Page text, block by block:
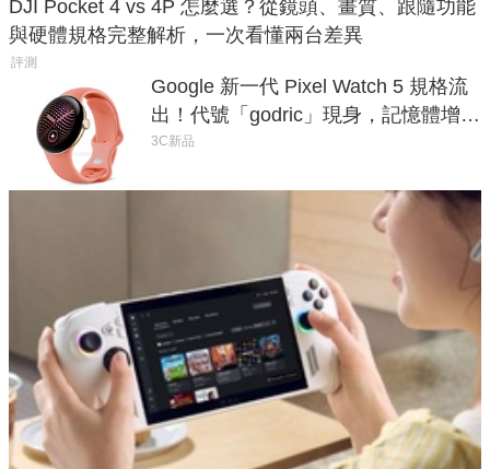
DJI Pocket 4 vs 4P 怎麼選？從鏡頭、畫質、跟隨功能
與硬體規格完整解析，一次看懂兩台差異
評測
Google 新一代 Pixel Watch 5 規格流
出！代號「godric」現身，記憶體增強
鎖定 AI 應用
3C新品